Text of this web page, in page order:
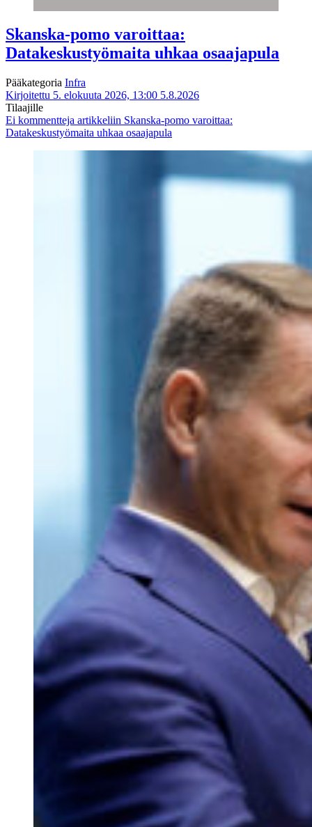
Skanska-pomo varoittaa:
Datakeskustyömaita uhkaa osaajapula
Pääkategoria Infra
Kirjoitettu 5. elokuuta 2026, 13:00 5.8.2026
Tilaajille
Ei kommentteja artikkeliin Skanska-pomo varoittaa:
Datakeskustyömaita uhkaa osaajapula